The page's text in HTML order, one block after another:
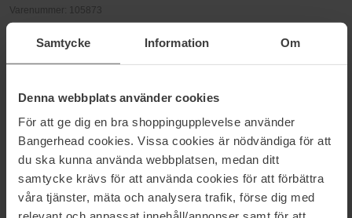
Samtycke Information Om
Denna webbplats använder cookies
För att ge dig en bra shoppingupplevelse använder
Bangerhead cookies. Vissa cookies är nödvändiga för att
du ska kunna använda webbplatsen, medan ditt
samtycke krävs för att använda cookies för att förbättra
våra tjänster, mäta och analysera trafik, förse dig med
Varenummer: 105873
Hjem
Dameparfume
Anmeldelser (32) Spørgsmål og svar (0)